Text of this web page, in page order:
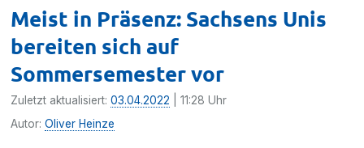
Meist in Präsenz: Sachsens Unis
bereiten sich auf
Sommersemester vor
Zuletzt aktualisiert:03.04.2022 | 11:28 Uhr
Autor:Oliver Heinze